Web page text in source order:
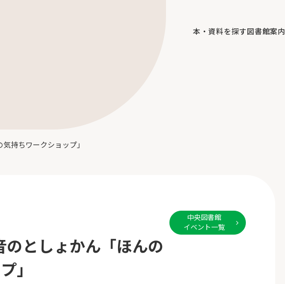
本・資料を探す図書館案内
持ちワークショップ」
としょかん「ほんの
」
中央図書館
イベント一覧